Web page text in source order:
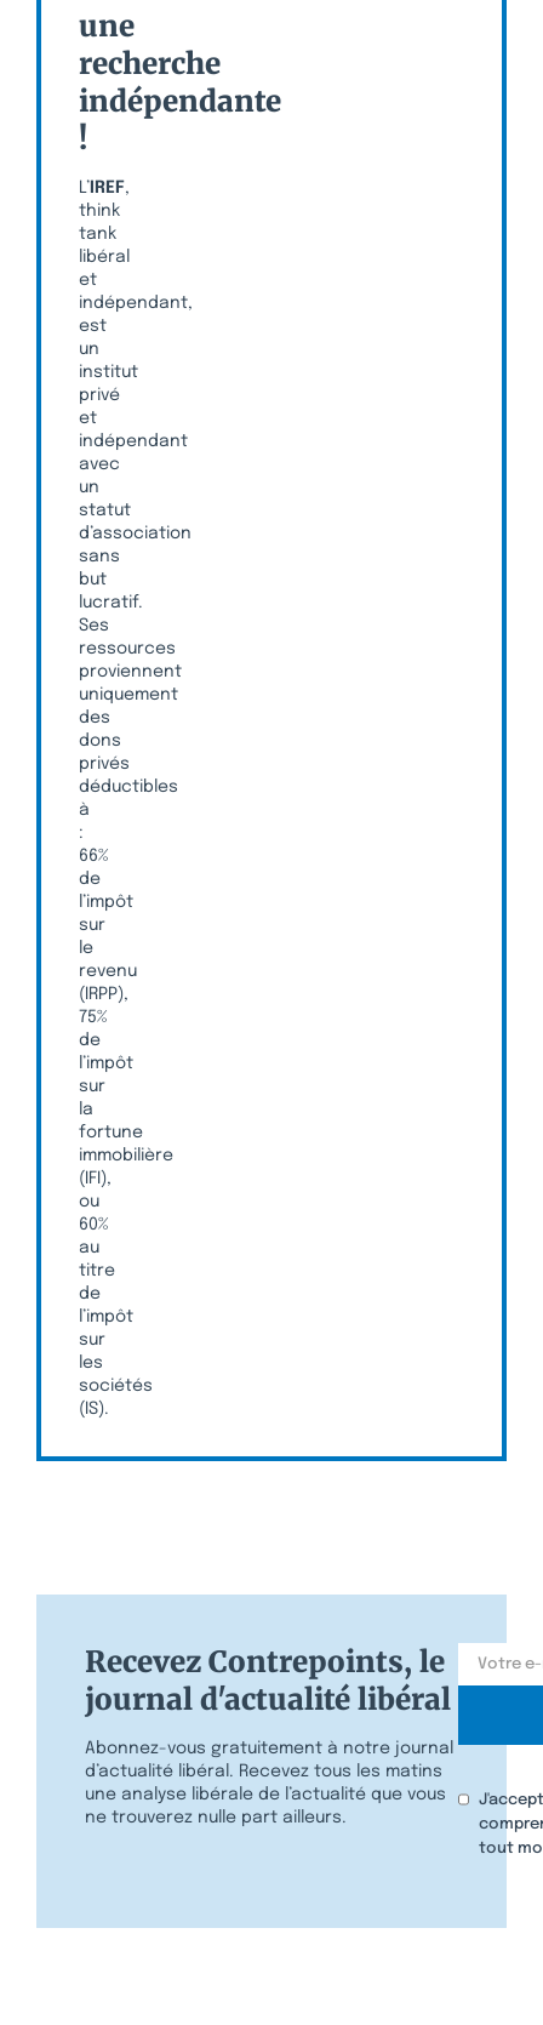
une
recherche
indépendante
!
L’ IREF,
think
tank
libéral
et
indépendant,
est
un
institut
privé
et
indépendant
avec
un
statut
d’association
sans
but
lucratif.
Ses
ressources
proviennent
uniquement
des
dons
privés
déductibles
à
:
66%
de
l’impôt
sur
le
revenu
(IRPP),
75%
de
l’impôt
sur
la
fortune
immobilière
(IFI),
ou
60%
au
titre
de
l’impôt
sur
les
sociétés
(IS).
Recevez Contrepoints, le
journal d'actualité libéral
Abonnez-vous gratuitement à notre journal
d’actualité libéral. Recevez tous les matins
une analyse libérale de l’actualité que vous
ne trouverez nulle part ailleurs.
tout